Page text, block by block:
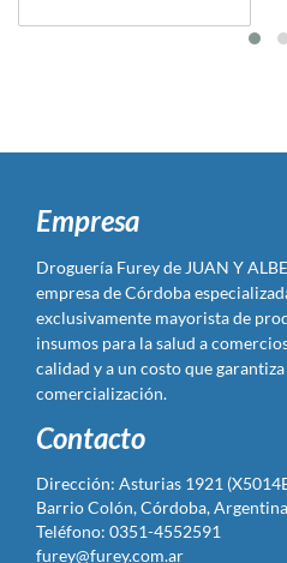
Empresa
Droguería Furey de JUAN Y
empresa de Córdoba
exclusivamente mayorista de
insumos para la salud a
calidad y a un costo que
comercialización.
Contacto
Dirección: Asturias 1921
Barrio Colón, Córdoba, Argentina
Teléfono: 0351-4552591
furey@furey.com.ar